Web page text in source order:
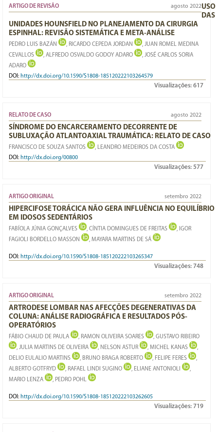
ARTIGO DE REVISÃO agosto 2022USO
DAS
UNIDADES HOUNSFIELD NO PLANEJAMENTO DA CIRURGIA
ESPINHAL: REVISÃO SISTEMÁTICA E META-ANÁLISE
PEDRO LUIS BAZÁN , RICARDO CEPEDA JORDAN
, JUAN ROMEL MEDINA
CEVALLOS
, ALFREDO OSVALDO GODOY ADARO
, JOSÉ CARLOS SORIA
ADARO
DOI: http://dx.doi.org/10.1590/S1808-185120222103264579
Visualizações: 617
RELATO DE CASO agosto 2022
SÍNDROME DO ENCARCERAMENTO DECORRENTE DE
SUBLUXAÇÃO ATLANTOAXIAL TRAUMÁTICA: RELATO DE CASO
FRANCISCO DE SOUZA SANTOS
, LEANDRO MEDEIROS DA COSTA
DOI: http://dx.doi.org/00800
Visualizações: 577
ARTIGO ORIGINAL setembro 2022
HIPERCIFOSE TORÁCICA NÃO GERA INFLUÊNCIA NO EQUILÍBRIO
EM IDOSOS SEDENTÁRIOS
FABÍOLA JÚNIA GONÇALVES , CÍNTIA DOMINGUES DE FREITAS
, IGOR
FAGIOLI BORDELLO MASSON
, MAYARA MARTINS DE SÁ
DOI: http://dx.doi.org/10.1590/S1808-185120222103265347
Visualizações: 748
ARTIGO ORIGINAL setembro 2022
ARTRODESE LOMBAR NAS AFECÇÕES DEGENERATIVAS DA
COLUNA: ANÁLISE RADIOGRÁFICA E RESULTADOS PÓS-
OPERATÓRIOS
FÁBIO CHAUD DE PAULA , RAMON OLIVEIRA SOARES
, GUSTAVO RIBEIRO
, JULIA MARTINS DE OLIVEIRA
, NELSON ASTUR , MICHEL KANAS
,
DELIO EULALIO MARTINS
, BRUNO BRAGA ROBERTO , FELIPE FERES
,
ALBERTO GOTFRYD
, RAFAEL LINDI SUGINO , ELIANE ANTONIOLI
,
MARIO LENZA
, PEDRO POHL
DOI: http://dx.doi.org/10.1590/S1808-185120222103262605
Visualizações: 719